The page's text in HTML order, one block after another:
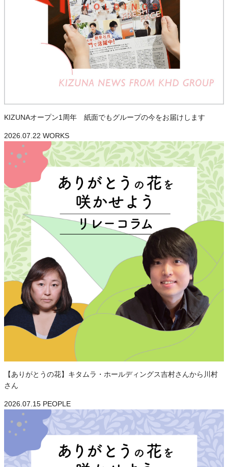
KIZUNAオープン1周年 紙面でもグループの今をお届けします
2026.07.22 WORKS
【ありがとうの花】キタムラ・ホールディングス吉村さんから川村
さん
2026.07.15 PEOPLE